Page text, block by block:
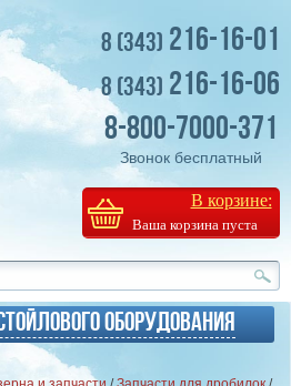
8 (343) 216-16-01
8 (343) 216-16-06
8-800-7000-371
Звонок бесплатный
В корзине:
Ваша корзина пуста
оборудования